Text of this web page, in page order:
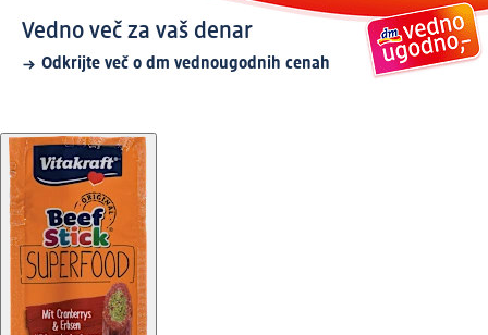
Vedno več za vaš denar
Odkrijte več o dm vednougodnih cenah